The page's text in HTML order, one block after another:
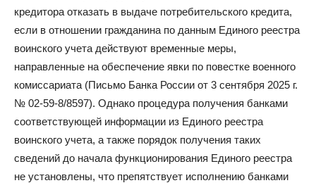
кредитора отказать в выдаче потребительского кредита,
если в отношении гражданина по данным Единого реестра
воинского учета действуют временные меры,
направленные на обеспечение явки по повестке военного
комиссариата (Письмо Банка России от 3 сентября 2025 г.
№ 02-59-8/8597). Однако процедура получения банками
соответствующей информации из Единого реестра
воинского учета, а также порядок получения таких
сведений до начала функционирования Единого реестра
не установлены, что препятствует исполнению банками